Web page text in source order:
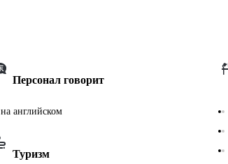
Персонал говорит
на английском
Туризм